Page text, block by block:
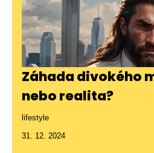
Záhada divokého
nebo realita?
lifestyle
31. 12. 2024